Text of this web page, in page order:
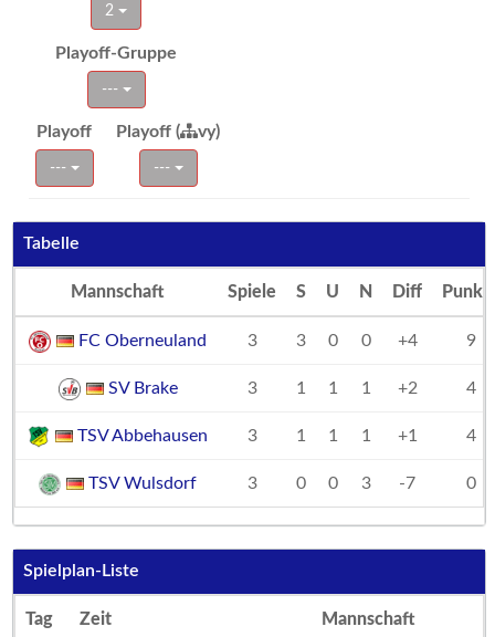
2
Playoff-Gruppe
---
Playoff Playoff ( vy)
--- ---
Tabelle
Mannschaft Spiele S U N Diff
FC Oberneuland 3 3 0 0 +4 9
SV Brake 3 1 1 1 +2 4
TSV Abbehausen 3 1 1 1 +1 4
TSV Wulsdorf 3 0 0 3 -7 0
Spielplan-Liste
Tag Zeit Mannschaft